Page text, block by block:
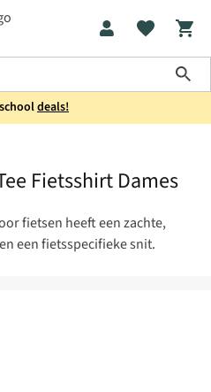
deals!
Fietsshirt Dames
fietsen heeft een zachte,
een fietsspecifieke snit.